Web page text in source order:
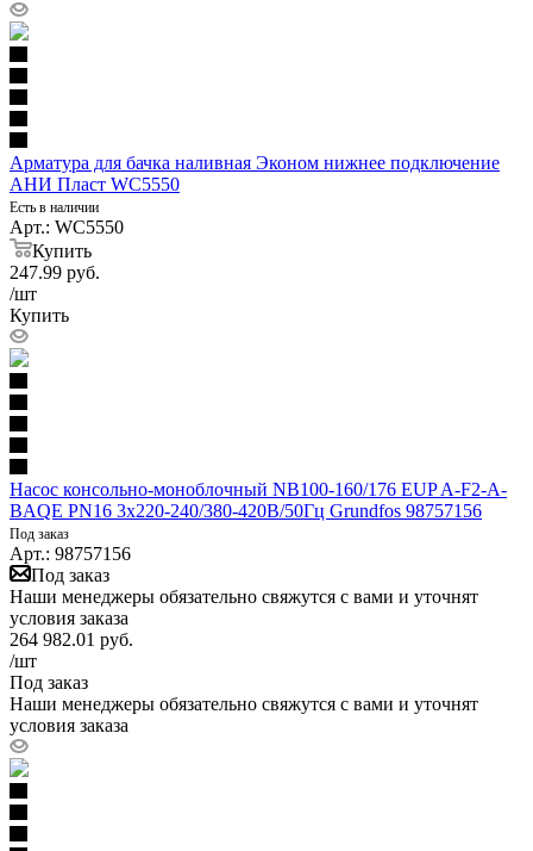
Арматура для бачка наливная Эконом нижнее подключение
АНИ Пласт WC5550
Есть в наличии
Арт.: WC5550
Купить
247.99 руб.
/шт
Купить
Насос консольно-моноблочный NB100-160/176 EUP A-F2-A-
BAQE PN16 3х220-240/380-420В/50Гц Grundfos 98757156
Под заказ
Арт.: 98757156
Под заказ
Наши менеджеры обязательно свяжутся с вами и уточнят
условия заказа
264 982.01 руб.
/шт
Под заказ
Наши менеджеры обязательно свяжутся с вами и уточнят
условия заказа